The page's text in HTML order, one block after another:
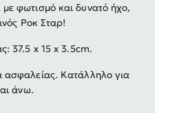
φωτισμό και δυνατό ήχο,
Ροκ Σταρ!
37.5 x 15 x 3.5cm.
Κατάλληλο για
άνω.